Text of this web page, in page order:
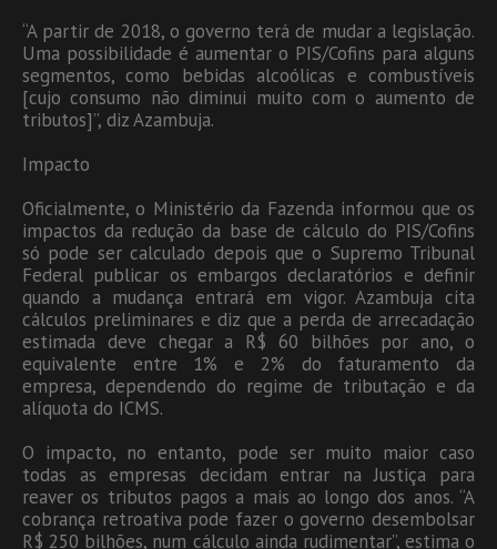
“A partir de 2018, o governo terá de mudar a legislação.
Uma possibilidade é aumentar o PIS/Cofins para alguns
segmentos, como bebidas alcoólicas e combustíveis
[cujo consumo não diminui muito com o aumento de
tributos]”, diz Azambuja.
Impacto
Oficialmente, o Ministério da Fazenda informou que os
impactos da redução da base de cálculo do PIS/Cofins
só pode ser calculado depois que o Supremo Tribunal
Federal publicar os embargos declaratórios e definir
quando a mudança entrará em vigor. Azambuja cita
cálculos preliminares e diz que a perda de arrecadação
estimada deve chegar a R$ 60 bilhões por ano, o
equivalente entre 1% e 2% do faturamento da
empresa, dependendo do regime de tributação e da
alíquota do ICMS.
O impacto, no entanto, pode ser muito maior caso
todas as empresas decidam entrar na Justiça para
reaver os tributos pagos a mais ao longo dos anos. “A
cobrança retroativa pode fazer o governo desembolsar
R$ 250 bilhões, num cálculo ainda rudimentar”, estima o